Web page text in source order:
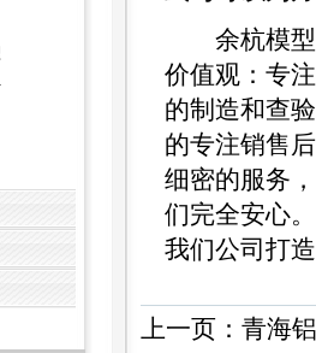
余杭模型
价值观：专
的制造和查
的专注销售
细密的服务
们完全安心
我们公司打
上一页： 青海